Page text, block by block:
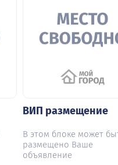
ВИП размещение
В этом блоке может
размещено Ваше
объявление